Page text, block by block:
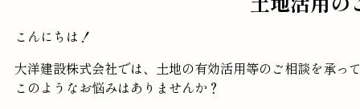
こんにちは！
大洋建設株式会社では、土地の有効活用等のご相談を承っ
このようなお悩みはありませんか？